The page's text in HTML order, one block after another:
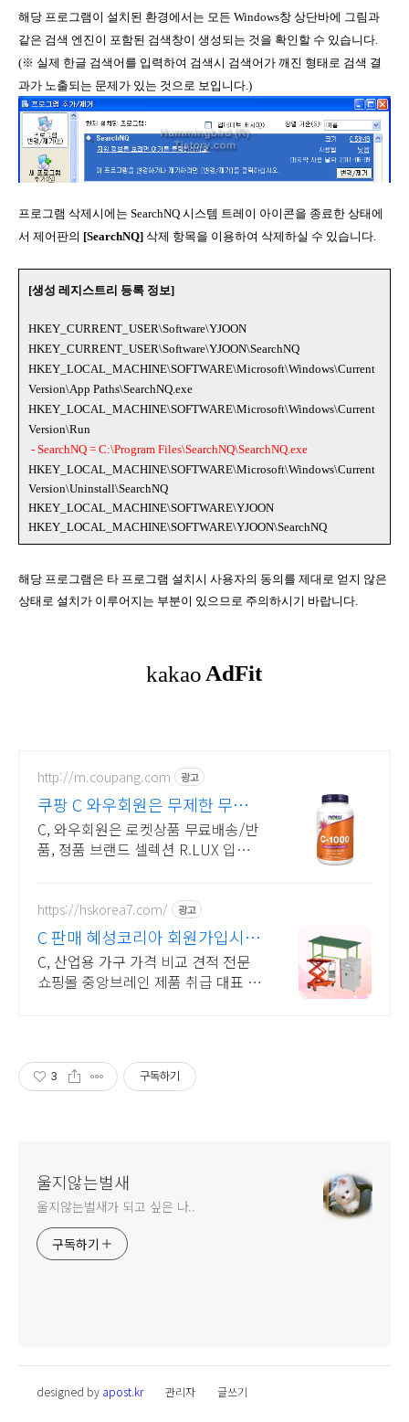
해당 프로그램이 설치된 환경에서는 모든 Windows창 상단바에 그림과
같은 검색 엔진이 포함된 검색창이 생성되는 것을 확인할 수 있습니다.
(※ 실제 한글 검색어를 입력하여 검색시 검색어가 깨진 형태로 검색 결
과가 노출되는 문제가 있는 것으로 보입니다.)
프로그램 삭제시에는 SearchNQ 시스템 트레이 아이콘을 종료한 상태에
서 제어판의 [SearchNQ] 삭제 항목을 이용하여 삭제하실 수 있습니다.
[생성 레지스트리 등록 정보]
HKEY_CURRENT_USER\Software\YJOON
HKEY_CURRENT_USER\Software\YJOON\SearchNQ
HKEY_LOCAL_MACHINE\SOFTWARE\Microsoft\Windows\Current
Version\App Paths\SearchNQ.exe
HKEY_LOCAL_MACHINE\SOFTWARE\Microsoft\Windows\Current
Version\Run
- SearchNQ = C:\Program Files\SearchNQ\SearchNQ.exe
HKEY_LOCAL_MACHINE\SOFTWARE\Microsoft\Windows\Current
Version\Uninstall\SearchNQ
HKEY_LOCAL_MACHINE\SOFTWARE\YJOON
HKEY_LOCAL_MACHINE\SOFTWARE\YJOON\SearchNQ
해당 프로그램은 타 프로그램 설치시 사용자의 동의를 제대로 얻지 않은
상태로 설치가 이루어지는 부분이 있으므로 주의하시기 바랍니다.
http://m.coupang.com 광고
쿠팡 C 와우회원은 무제한 무료
배송
C, 와우회원은 로켓상품 무료배송/반
품, 정품 브랜드 셀렉션 R.LUX 입점.
https://hskorea7.com/ 광고
C 판매 혜성코리아 회원가입시
2,000마일리지
C, 산업용 가구 가격 비교 견적 전문
쇼핑몰 중앙브레인 제품 취급 대표 쇼
3 구독하기
울지않는벌새
울지않는벌새가 되고 싶은 나..
구독하기
designed by apost.kr 관리자 글쓰기